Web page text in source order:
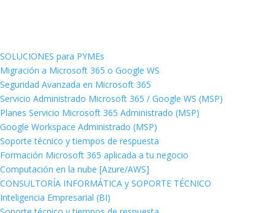
SOLUCIONES para PYMEs
Migración a Microsoft 365 o Google WS
Seguridad Avanzada en Microsoft 365
Servicio Administrado Microsoft 365 / Google WS (MSP)
Planes Servicio Microsoft 365 Administrado (MSP)
Google Workspace Administrado (MSP)
Soporte técnico y tiempos de respuesta
Formación Microsoft 365 aplicada a tu negocio
Computación en la nube [Azure/AWS]
CONSULTORÍA INFORMÁTICA y SOPORTE TÉCNICO
Inteligencia Empresarial (BI)